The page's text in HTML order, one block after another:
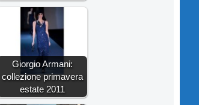
Giorgio Armani:
collezione primavera
estate 2011